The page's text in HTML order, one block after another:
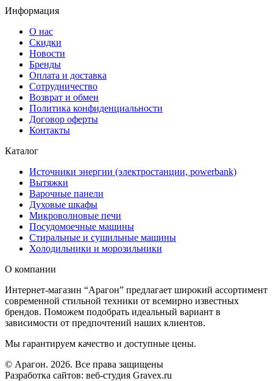
Информация
О нас
Скидки
Новости
Бренды
Оплата и доставка
Сотрудничество
Возврат и обмен
Политика конфиденциальности
Договор оферты
Контакты
Каталог
Источники энергии (электростанции, powerbank)
Вытяжки
Варочные панели
Духовые шкафы
Микроволновые печи
Посудомоечные машины
Стиральные и сушильные машины
Холодильники и морозильники
О компании
Интернет-магазин “Арагон” предлагает широкий ассортимент
современной стильной техники от всемирно известных
брендов. Поможем подобрать идеальный вариант в
зависимости от предпочтений наших клиентов.
Мы гарантируем качество и доступные цены.
© Арагон. 2026. Все права защищены
Разработка сайтов: веб-студия Gravex.ru